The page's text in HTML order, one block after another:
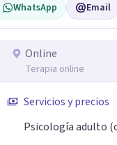
WhatsApp Email
Online
Terapia online
Servicios y precios
Psicología adulto